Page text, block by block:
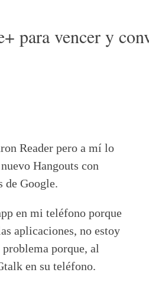
para vencer y
Reader pero a mí lo
Hangouts con
de Google.
en mi teléfono porque
aplicaciones, no estoy
porque, al
en su teléfono.